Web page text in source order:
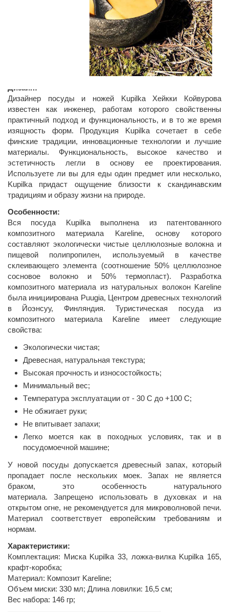
Дизайн:
Дизайнер посуды и ножей Kupilka Хейкки Койвурова
известен как инженер, работам которого свойственны
практичный подход и функциональность, и в то же время
изящность форм. Продукция Kupilka сочетает в себе
финские традиции, инновационные технологии и лучшие
материалы. Функциональность, высокое качество и
эстетичность легли в основу ее проектирования.
Используете ли вы для еды один предмет или несколько,
Kupilka придаст ощущение близости к скандинавским
традициям и образу жизни на природе.
Особенности:
Вся посуда Kupilka выполнена из патентованного
композитного материала Kareline, основу которого
составляют экологически чистые целлюлозные волокна и
пищевой полипропилен, используемый в качестве
склеивающего элемента (соотношение 50% целлюлозное
сосновое волокно и 50% термопласт). Разработка
композитного материала из натуральных волокон Kareline
была инициирована Puugia, Центром древесных технологий
в Йоэнсуу, Финляндия. Туристическая посуда из
композитного материала Kareline имеет следующие
свойства:
Экологически чистая;
Древесная, натуральная текстура;
Высокая прочность и износостойкость;
Минимальный вес;
Tемпература эксплуатации от - 30 C до +100 C;
Не обжигает руки;
Не впитывает запахи;
Легко моется как в походных условиях, так и в
посудомоечной машине;
У новой посуды допускается древесный запах, который
пропадает после нескольких моек. Запах не является
браком, это особенность натурального
материала. Запрещено использовать в духовках и на
открытом огне, не рекомендуется для микроволновой печи.
Материал соответствует европейским требованиям и
нормам.
Характеристики:
Комплектация: Миска Kupilka 33, ложка-вилка Kupilka 165,
крафт-коробка;
Материал: Композит Kareline;
Объем миски: 330 мл; Длина ловилки: 16,5 см;
Вес набора: 146 гр;